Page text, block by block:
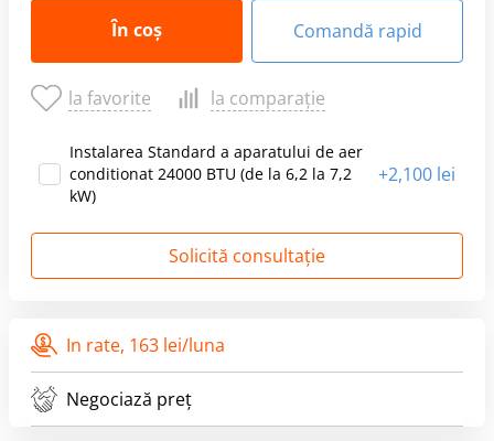
În coș Comandă rapid
la favorite la comparație
Instalarea Standard a aparatului de aer
conditionat 24000 BTU (de la 6,2 la 7,2
kW)
+2,100 lei
Solicită consultație
In rate, 163 lei/luna
Negociază preț